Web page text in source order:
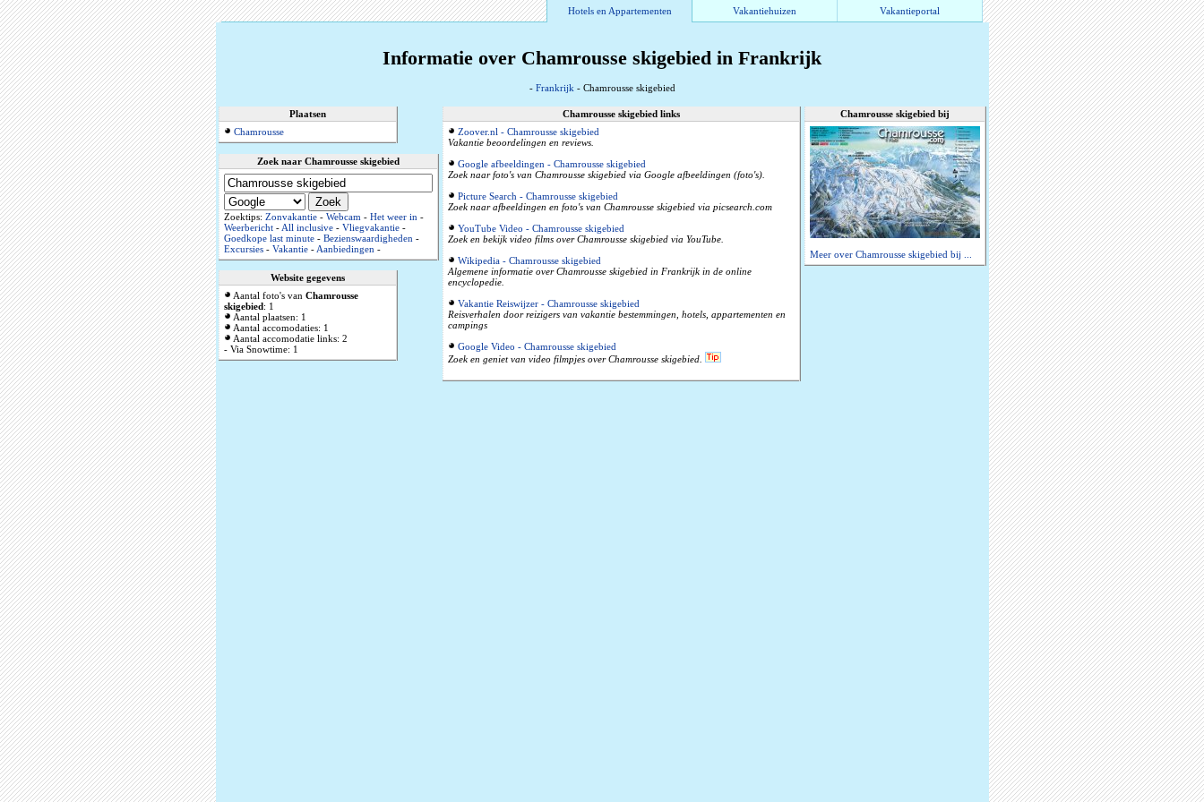
Hotels en Appartementen Vakantiehuizen Vakantieportal
Informatie over Chamrousse skigebied in Frankrijk
- Frankrijk- Chamrousse skigebied
Plaatsen
Chamrousse
Zoek naar Chamrousse skigebied
Zoektips: Zonvakantie- Webcam- Het weer in-
Weerbericht-All inclusive- Vliegvakantie-
Goedkope last minute- Bezienswaardigheden-
Excursies- Vakantie-Aanbiedingen-
Website gegevens
Aantal foto's van Chamrousse
skigebied: 1
Aantal plaatsen: 1
Aantal accomodaties: 1
Aantal accomodatie links: 2
- Via Snowtime: 1
Chamrousse skigebied links
Zoover.nl - Chamrousse skigebied
Vakantie beoordelingen en reviews.
Google afbeeldingen - Chamrousse skigebied
Zoek naar foto's van Chamrousse skigebied via Google afbeeldingen (foto's).
Picture Search - Chamrousse skigebied
Zoek naar afbeeldingen en foto's van Chamrousse skigebied via picsearch.com
YouTube Video - Chamrousse skigebied
Zoek en bekijk video films over Chamrousse skigebied via YouTube.
Wikipedia - Chamrousse skigebied
Algemene informatie over Chamrousse skigebied in Frankrijk in de online
encyclopedie.
Vakantie Reiswijzer - Chamrousse skigebied
Reisverhalen door reizigers van vakantie bestemmingen, hotels, appartementen en
campings
Google Video - Chamrousse skigebied
Zoek en geniet van video filmpjes over Chamrousse skigebied.
Chamrousse skigebied bij
Meer over Chamrousse skigebied bij ...